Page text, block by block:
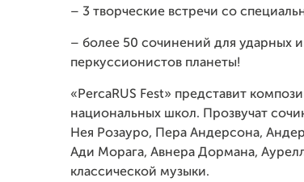
– 3 творческие встречи со
– более 50 сочинений для ударных
перкуссионистов планеты!
«PercaRUS Fest» представит
национальных школ. Прозвучат
Нея Розауро, Пера Андерсона,
Ади Морага, Авнера Дормана,
классической музыки.